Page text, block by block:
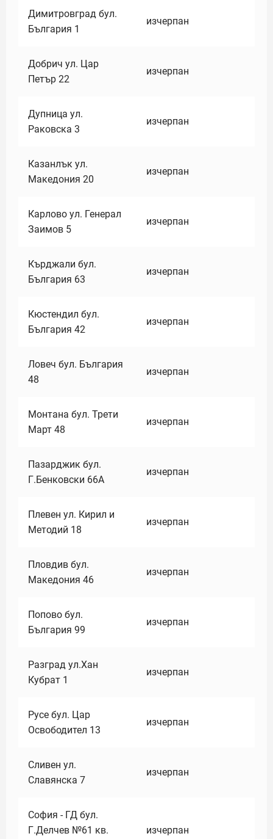
Димитровград бул.
България 1
изчерпан
Добрич ул. Цар
Петър 22
изчерпан
Дупница ул.
Раковска 3
изчерпан
Казанлък ул.
Македония 20
изчерпан
Карлово ул. Генерал
Заимов 5
изчерпан
Кърджали бул.
България 63
изчерпан
Кюстендил бул.
България 42
изчерпан
Ловеч бул. България
48
изчерпан
Монтана бул. Трети
Март 48
изчерпан
Пазарджик бул.
Г.Бенковски 66А
изчерпан
Плевен ул. Кирил и
Методий 18
изчерпан
Пловдив бул.
Македония 46
изчерпан
Попово бул.
България 99
изчерпан
Разград ул.Хан
Кубрат 1
изчерпан
Русе бул. Цар
Освободител 13
изчерпан
Сливен ул.
Славянска 7
изчерпан
София - ГД бул.
Г.Делчев №61 кв.
изчерпан